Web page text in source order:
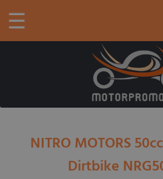
☰
NITRO MOTORS
Dirtbike